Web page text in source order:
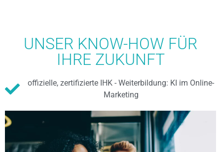
UNSER KNOW-HOW FÜR
IHRE ZUKUNFT
offizielle, zertifizierte IHK - Weiterbildung: KI im Online-
Marketing